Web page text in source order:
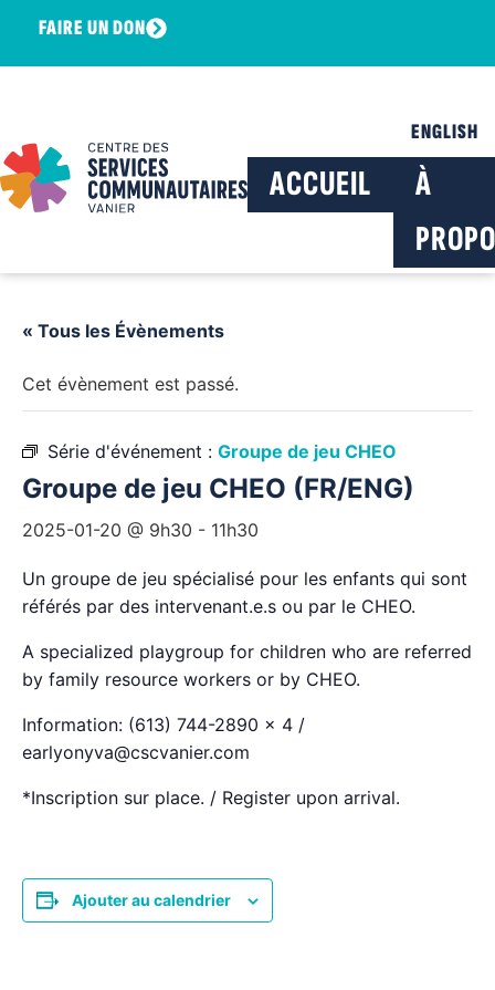
FAIRE UN DON
ENGLISH
ACCUEIL
À
« Tous les Évènements
Cet évènement est passé.
Série d'événement : Groupe de jeu CHEO
Groupe de jeu CHEO (FR/ENG)
2025-01-20 @ 9h30 - 11h30
Un groupe de jeu spécialisé pour les enfants qui sont
référés par des intervenant.e.s ou par le CHEO.
A specialized playgroup for children who are referred
by family resource workers or by CHEO.
Information: (613) 744-2890 x 4 /
earlyonyva@cscvanier.com
*Inscription sur place. / Register upon arrival.
Ajouter au calendrier